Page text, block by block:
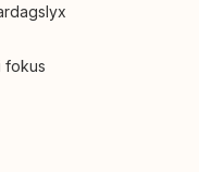
fokus